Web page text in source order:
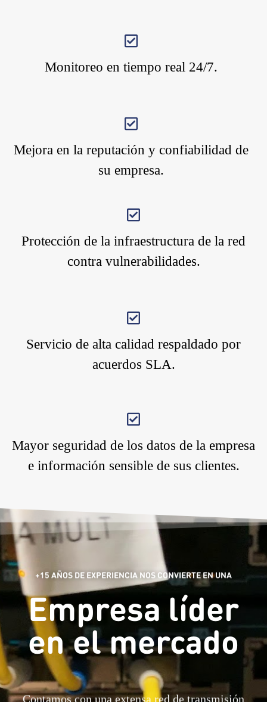
Monitoreo en tiempo real 24/7.
Mejora en la reputación y confiabilidad de
su empresa.
Protección de la infraestructura de la red
contra vulnerabilidades.
Servicio de alta calidad respaldado por
acuerdos SLA.
Mayor seguridad de los datos de la empresa
e información sensible de sus clientes.
+15 AÑOS DE EXPERIENCIA NOS CONVIERTE EN UNA
Empresa líder
en el mercado
Contamos con una extensa red de transmisión